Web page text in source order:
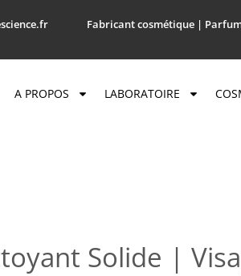
Fabricant cosmétique |
A PROPOS LABORATOIRE
Solide |